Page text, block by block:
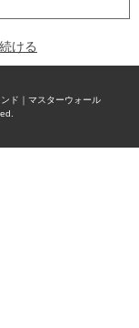
ける
ド｜マスターウォール